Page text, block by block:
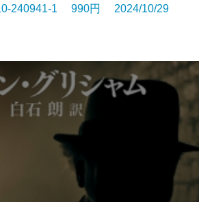
240941-1 990円 2024/10/29